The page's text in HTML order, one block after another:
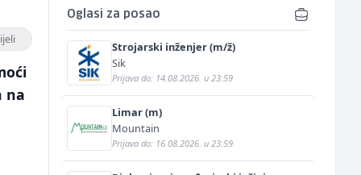
na
Oglasi za posao
Strojarski inženjer (m/ž)
Sik
Prijava do: 14.08.2026. u 23:59
Limar (m)
Mountain
Prijava do: 16.08.2026. u 23:59